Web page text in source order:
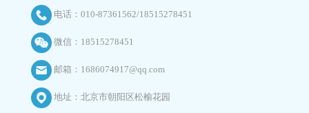
电话：010-87361562/18515278451
微信：18515278451
邮箱：1686074917@qq.com
地址：北京市朝阳区松榆花园